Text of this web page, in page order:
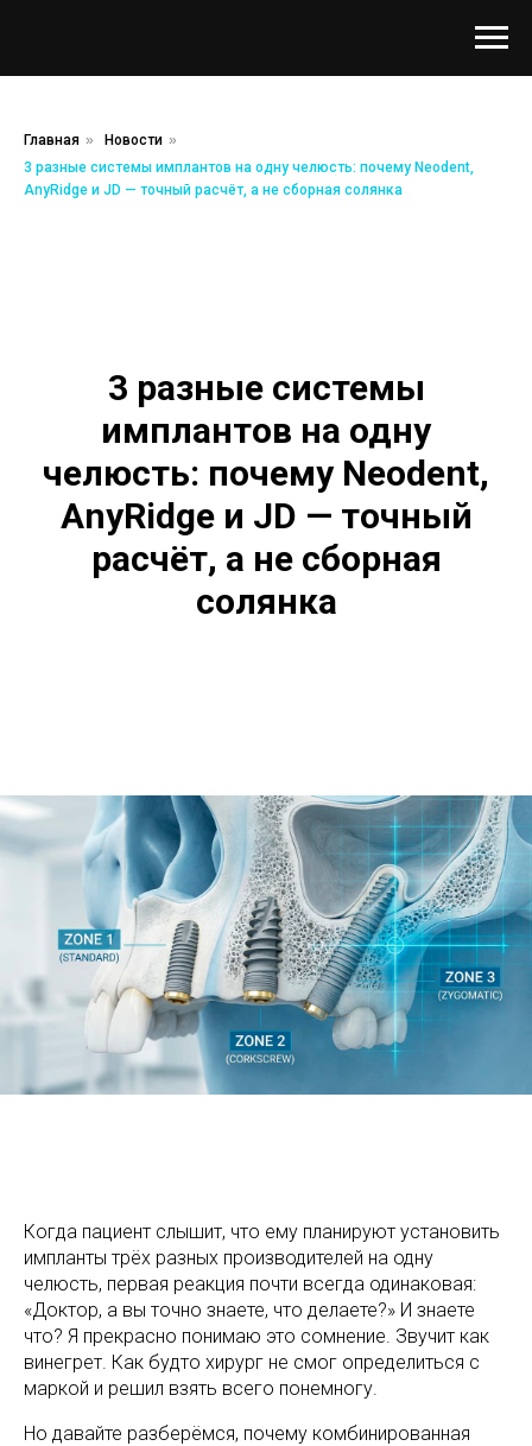
Главная » Новости »
3 разные системы имплантов на одну челюсть: почему Neodent,
AnyRidge и JD — точный расчёт, а не сборная солянка
3 разные системы
имплантов на одну
челюсть: почему Neodent,
AnyRidge и JD — точный
расчёт, а не сборная
солянка
Когда пациент слышит, что ему планируют установить
импланты трёх разных производителей на одну
челюсть, первая реакция почти всегда одинаковая:
«Доктор, а вы точно знаете, что делаете?» И знаете
что? Я прекрасно понимаю это сомнение. Звучит как
винегрет. Как будто хирург не смог определиться с
маркой и решил взять всего понемногу.
Но давайте разберёмся, почему комбинированная